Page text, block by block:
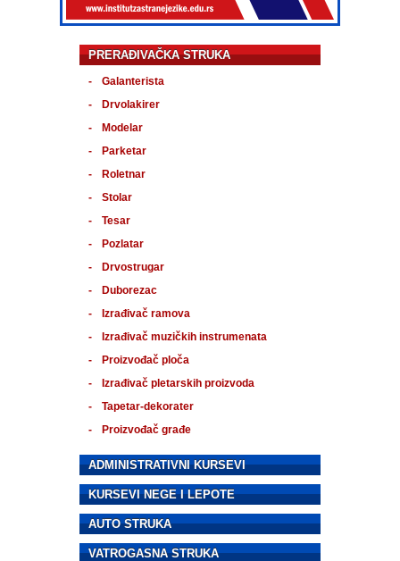
PRERAĐIVAČKA STRUKA
Galanterista
Drvolakirer
Modelar
Parketar
Roletnar
Stolar
Tesar
Pozlatar
Drvostrugar
Duborezac
Izrađivač ramova
Izrađivač muzičkih instrumenata
Proizvođač ploča
Izrađivač pletarskih proizvoda
Tapetar-dekorater
Proizvođač građe
ADMINISTRATIVNI KURSEVI
KURSEVI NEGE I LEPOTE
AUTO STRUKA
VATROGASNA STRUKA